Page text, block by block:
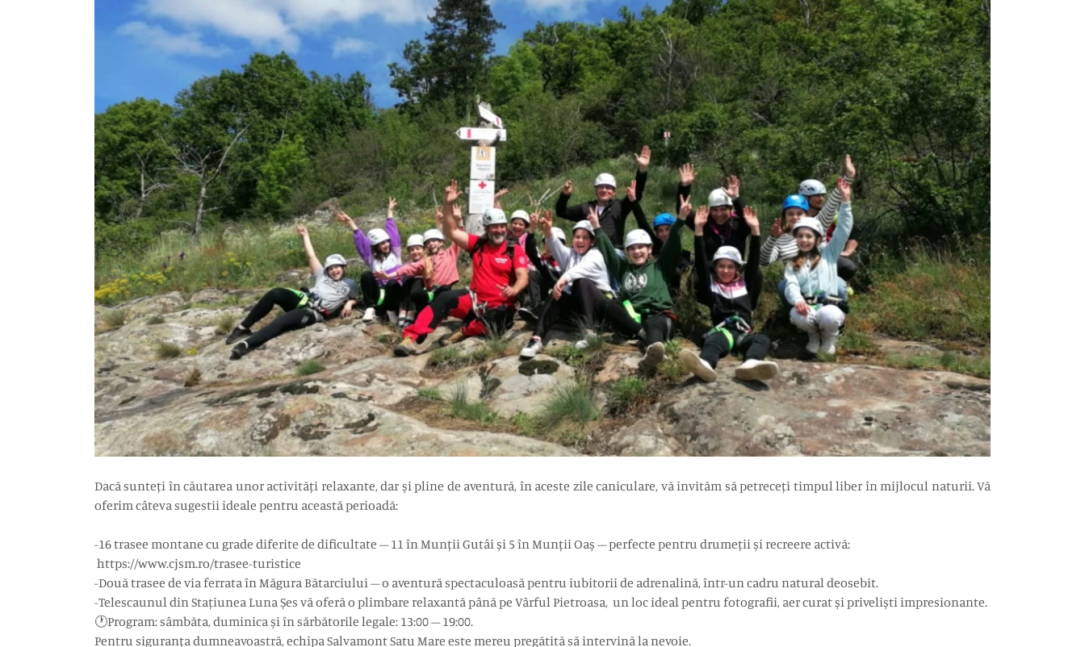
Dacă sunteți în căutarea unor activități relaxante, dar și pline de aventură, în aceste zile caniculare, vă invităm să petreceți timpul liber în mijlocul naturii. Vă
oferim câteva sugestii ideale pentru această perioadă:
-16 trasee montane cu grade diferite de dificultate – 11 în Munții Gutâi și 5 în Munții Oaș – perfecte pentru drumeții și recreere activă:
https://www.cjsm.ro/trasee-turistice
-Două trasee de via ferrata în Măgura Bătarciului – o aventură spectaculoasă pentru iubitorii de adrenalină, într-un cadru natural deosebit.
-Telescaunul din Stațiunea Luna Șes vă oferă o plimbare relaxantă până pe Vârful Pietroasa, un loc ideal pentru fotografii, aer curat și priveliști impresionante.
🕐Program: sâmbăta, duminica și în sărbătorile legale: 13:00 – 19:00.
Pentru siguranța dumneavoastră, echipa Salvamont Satu Mare este mereu pregătită să intervină la nevoie.